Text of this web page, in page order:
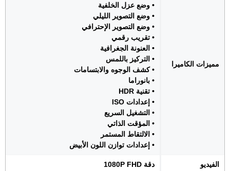
مميزات الكاميرا
• وضع عزل الخلفية
• وضع التصوير الليلي
• وضع التصوير الإحترافي
• تقريب رقمي
• العنونة الجغرافية
• التركيز باللمس
• كشف الوجوه والابتسامات
• بانوراما
• تقنية HDR
• إعدادات ISO
• التشغيل السريع
• المؤقت الذاتي
• الالتقاط المستمر
• إعدادات توازن اللون الأبيض
الفيديو دقة 1080P FHD